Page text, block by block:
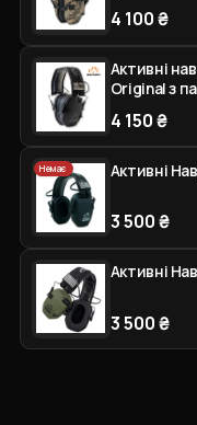
4 100 ₴
Активні
Original з
4 150 ₴
Немає Активні
3 500 ₴
Активні
3 500 ₴